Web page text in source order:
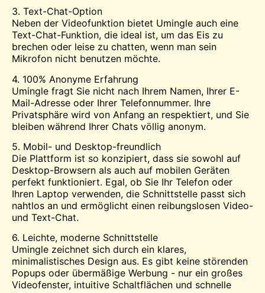
3. Text-Chat-Option
Neben der Videofunktion bietet Umingle auch eine
Text-Chat-Funktion, die ideal ist, um das Eis zu
brechen oder leise zu chatten, wenn man sein
Mikrofon nicht benutzen möchte.
4. 100% Anonyme Erfahrung
Umingle fragt Sie nicht nach Ihrem Namen, Ihrer E-
Mail-Adresse oder Ihrer Telefonnummer. Ihre
Privatsphäre wird von Anfang an respektiert, und Sie
bleiben während Ihrer Chats völlig anonym.
5. Mobil- und Desktop-freundlich
Die Plattform ist so konzipiert, dass sie sowohl auf
Desktop-Browsern als auch auf mobilen Geräten
perfekt funktioniert. Egal, ob Sie Ihr Telefon oder
Ihren Laptop verwenden, die Schnittstelle passt sich
nahtlos an und ermöglicht einen reibungslosen Video-
und Text-Chat.
6. Leichte, moderne Schnittstelle
Umingle zeichnet sich durch ein klares,
minimalistisches Design aus. Es gibt keine störenden
Popups oder übermäßige Werbung - nur ein großes
Videofenster, intuitive Schaltflächen und schnelle